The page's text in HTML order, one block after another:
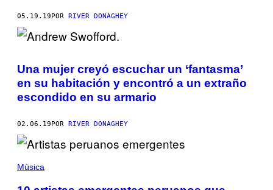
05.19.19POR RIVER DONAGHEY
Una mujer creyó escuchar un ‘fantasma’
en su habitación y encontró a un extraño
escondido en su armario
02.06.19 POR RIVER DONAGHEY
Música